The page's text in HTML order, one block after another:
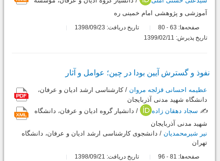
آموزشی و پژوهشی امام خمینی ره
صفحه‌ها: 63
-
تاریخ دریافت: 1398/09/23
تاریخ پذیرش: 1399/02/11
نفوذ و گسترش آیین بودا در چین؛ عوامل و آثار
عظیمه احسانی قزلجه مروان / کارشناسی ارشد ادیان و عرفان،
دانشگاه شهید مدنی آذربایجان
✍️ سجاد دهقان زاده
/ دانشیار گروه ادیان و عرفان، دانشگاه
شهید مدنی آذربایجان
نیر شیرمحمدیان / دانشجوی کارشناسی ارشد ادیان و عرفان، دانشگاه
تهران
صفحه‌ها: 81
-
تاریخ دریافت: 1398/09/21